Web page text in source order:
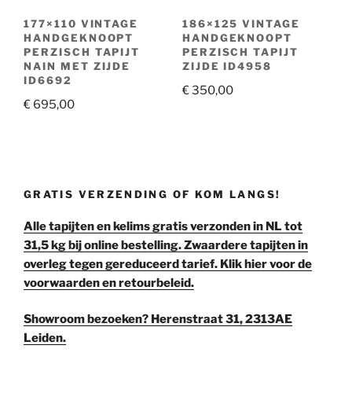
177×110 VINTAGE
HANDGEKNOOPT
PERZISCH TAPIJT
NAIN MET ZIJDE
ID6692
€ 695,00
186×125 VINTAGE
HANDGEKNOOPT
PERZISCH TAPIJT
ZIJDE ID4958
€350,00
GRATIS VERZENDING OF KOM LANGS!
Alle tapijten en kelims gratis verzonden in NL tot
31,5 kg bij online bestelling. Zwaardere tapijten in
overleg tegen gereduceerd tarief. Klik hier voor de
voorwaarden en retourbeleid.
Showroom bezoeken? Herenstraat 31, 2313AE
Leiden.